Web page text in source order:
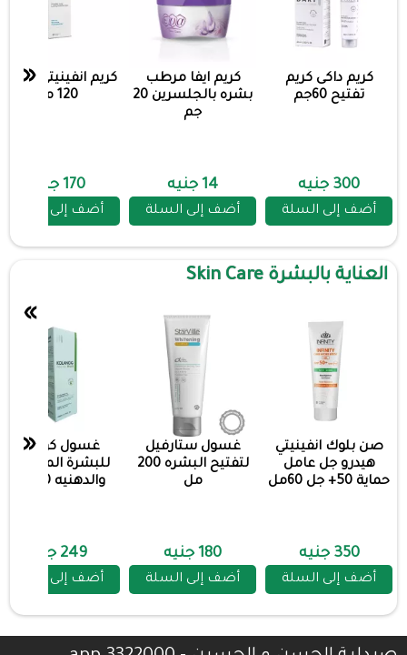
كريم داكى كريم
تفتيح 60جم
300 جنيه
أضف إلى السلة
كريم ايفا مرطب
بشره بالجلسرين 20
جم
14 جنيه
أضف إلى السلة
كريم انفينيتي
120 مل
170 جنيه
أضف إلى السلة
«
العناية بالبشرة Skin Care
صن بلوك انفينيتي
هيدرو جل عامل
حماية 50+ جل 60مل
350 جنيه
أضف إلى السلة
غسول ستارفيل
لتفتيح البشره 200
مل
180 جنيه
أضف إلى السلة
غسول كولانوج
للبشرة المختلطة
والدهنيه 200مل
249 جنيه
أضف إلى السلة
»
«